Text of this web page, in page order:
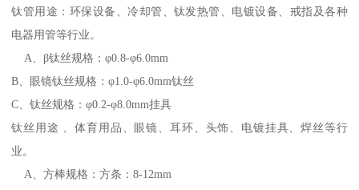
钛管用途：环保设备、冷却管、钛发热管、电镀设备、戒指及各种
电器用管等行业。
A、β钛丝规格：φ0.8-φ6.0mm
B、眼镜钛丝规格：φ1.0-φ6.0mm钛丝
C、钛丝规格：φ0.2-φ8.0mm挂具
钛丝用途 、体育用品、眼镜、耳环、头饰、电镀挂具、焊丝等行
业。
A、方棒规格：方条：8-12mm